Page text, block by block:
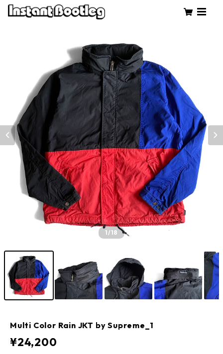
1/18
Multi Color Rain JKT by Supreme_1
¥24,200